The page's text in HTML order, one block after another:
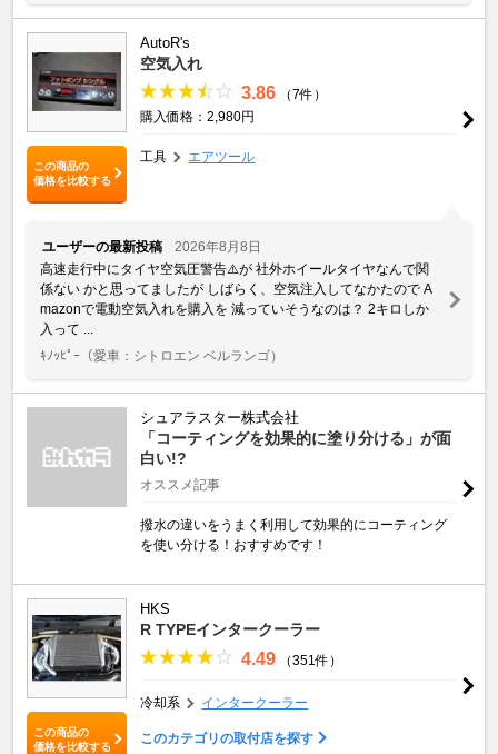
この商品の
価格を比較する
AutoR's
空気入れ
3.86
（7件）
購入価格：2,980円
工具 エアツール
ユーザーの最新投稿
2026年8月8日
高速走行中にタイヤ空気圧警告⚠️が 社外ホイールタイヤなんで関
係ない かと思ってましたが しばらく、空気注入してなかたので A
mazonで電動空気入れを購入を 減っていそうなのは？ 2キロしか
入って ...
ｷﾉｯﾋﾟｰ （愛車：シトロエン ベルランゴ）
シュアラスター株式会社
「コーティングを効果的に塗り分ける」が面
白い!?
オススメ記事
撥水の違いをうまく利用して効果的にコーティング
を使い分ける！おすすめです！
この商品の
価格を比較する
HKS
R TYPEインタークーラー
4.49 （351件）
冷却系 インタークーラー
このカテゴリの取付店を探す